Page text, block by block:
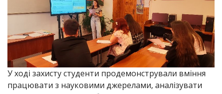
У ході захисту студенти продемонстрували вміння
працювати з науковими джерелами, аналізувати